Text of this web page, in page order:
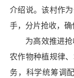
介绍说。该村作
手，分片抢收，确
为高效推进抢
农作物种植规律
务，科学统筹调